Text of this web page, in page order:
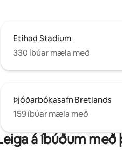
Etihad Stadium
330 íbúar mæla með
Þjóðarbókasafn Bretlands
159 íbúar mæla með
á íbúðum með